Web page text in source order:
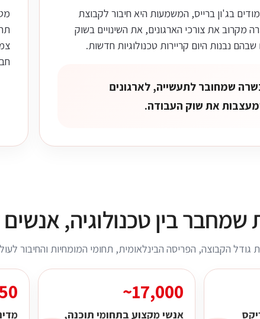
בג'ון ברייס, המשמעות היא חיבור לקבוצת
מקרוב את צורכי הארגונים, את השינויים בשוק
נבנות היום קריירות טכנולוגיות חדשות.
שמחובר לתעשייה, לארגונים
שמעצבות את שוק העבודה.
שמחבר בין טכנולוגיה, אנשים
הקבוצה, הפריסה הבינלאומית, תחומי המומחיות והחיבור
17,000~
אנשי מקצוע בתחומי תוכנה,